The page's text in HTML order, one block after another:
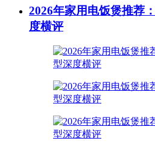
2026年家用电饭煲推荐
度横评